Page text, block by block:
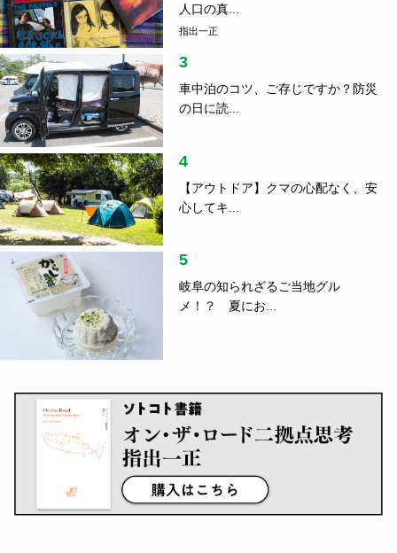
人口の真...
指出一正
3
車中泊のコツ、ご存じですか？防災
の日に読...
4
【アウトドア】クマの心配なく、安
心してキ...
5
岐阜の知られざるご当地グル
メ！？ 夏にお...